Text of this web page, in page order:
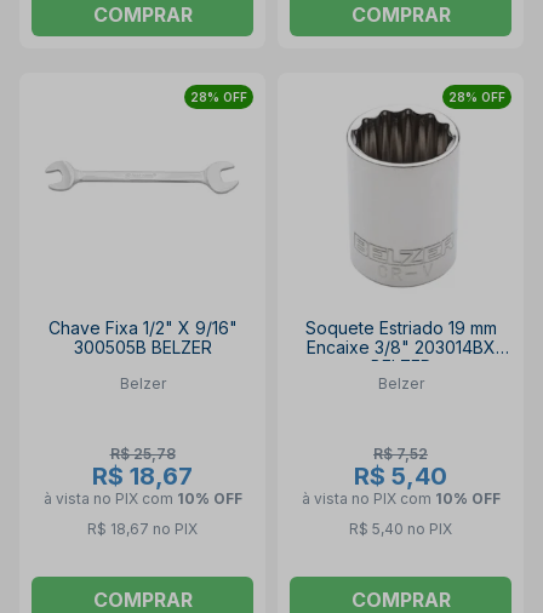
COMPRAR COMPRAR
28% OFF
Chave Fixa 1/2" X 9/16"
300505B BELZER
Belzer
R$ 25,78
R$ 18,67
à vista no PIX com 10% OFF
R$ 18,67 no PIX
COMPRAR
28% OFF
Soquete Estriado 19 mm
Encaixe 3/8" 203014BX
BELZER
Belzer
R$ 7,52
R$ 5,40
à vista no PIX com 10% OFF
R$ 5,40 no PIX
COMPRAR